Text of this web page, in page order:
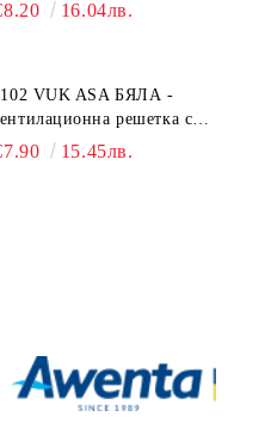
16.04лв.
102 VUK ASA БЯЛА -
решетка с
клапа Ø 100, Ø 125,
15.45лв.